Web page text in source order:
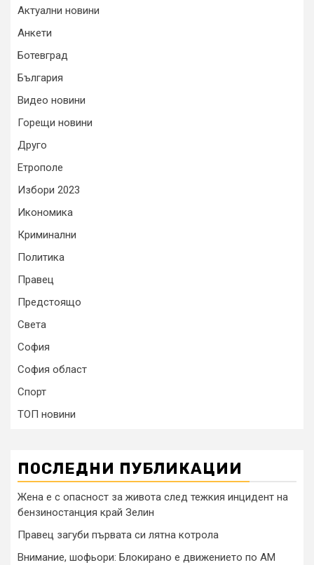
Актуални новини
Анкети
Ботевград
България
Видео новини
Горещи новини
Друго
Етрополе
Избори 2023
Икономика
Криминални
Политика
Правец
Предстоящо
Света
София
София област
Спорт
ТОП новини
ПОСЛЕДНИ ПУБЛИКАЦИИ
Жена е с опасност за живота след тежкия инцидент на
бензиностанция край Зелин
Правец загуби първата си лятна котрола
Внимание, шофьори: Блокирано е движението по АМ